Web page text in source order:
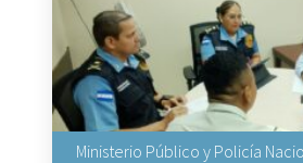
Ministerio Público y Policía